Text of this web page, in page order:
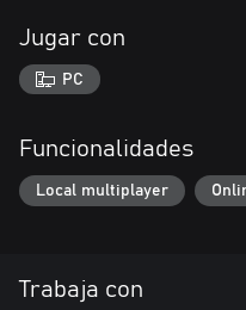
Jugar con
PC
Funcionalidades
Local multiplayer
Trabaja con